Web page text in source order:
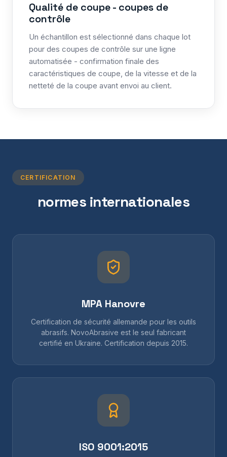
Qualité de coupe - coupes de
contrôle
Un échantillon est sélectionné dans chaque lot
pour des coupes de contrôle sur une ligne
automatisée - confirmation finale des
caractéristiques de coupe, de la vitesse et de la
netteté de la coupe avant envoi au client.
CERTIFICATION
normes internationales
MPA Hanovre
Certification de sécurité allemande pour les outils
abrasifs. NovoAbrasive est le seul fabricant
certifié en Ukraine. Certification depuis 2015.
ISO 9001:2015